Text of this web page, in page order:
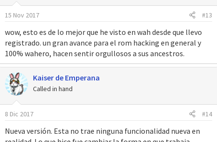
o
n
s
:
15 Nov 2017 #13
wow, esto es de lo mejor que he visto en wah desde que llevo
registrado. un gran avance para el rom hacking en general y
100% wahero, hacen sentir orgullosos a sus ancestros.
Kaiser de Emperana
Called in hand
8 Dic 2017 #14
Nueva versión. Esta no trae ninguna funcionalidad nueva en